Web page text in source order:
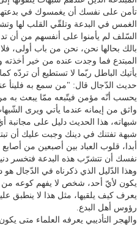
تأمن على نفسك أن يغمسوك في
الغمس في البدعة وتلقّي القلب لها
السّلف لم يأمنوا على أنفسهم من أن
بالك بحالها نحن، نحن من باب أولى،
المبتدع فما وجدت عنده من خير
يأتيك الباطل ربّما لا تستطيع أن تردّه
حديث الدّجال قال: "من سمع به فلينأ
يحسب أنّه مؤمن فيتّبعه ممّا يبعث به
واثق من إيمانه عندما يأتي ويرى
شبهاته، هذا الحديث دليل على
شبهة تفتنك في دينك وجبت عليك أن
أبدا، قلوب العباد بين أصبعين من
نفسك أن تتشرّب هذه البدعة فتخسر
وهذا الدّليل الذي ذكرناه في الدّجال هو
يكون لأيّ أحد، شخص لا يفهم كوعه من
يعرف كيف يلقيها، مثل هذا لا ينطبق
رؤوس أهل البدع.
والهجر التأديبي يعرفه العلماء متى